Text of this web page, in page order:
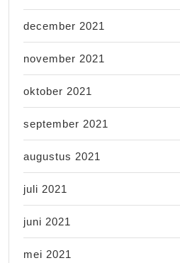
december 2021
november 2021
oktober 2021
september 2021
augustus 2021
juli 2021
juni 2021
mei 2021